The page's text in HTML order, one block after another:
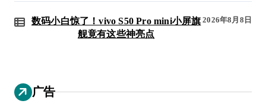
数码小白惊了！vivo S50 Pro mini小屏旗
舰竟有这些神亮点
2026年8月8日
广告